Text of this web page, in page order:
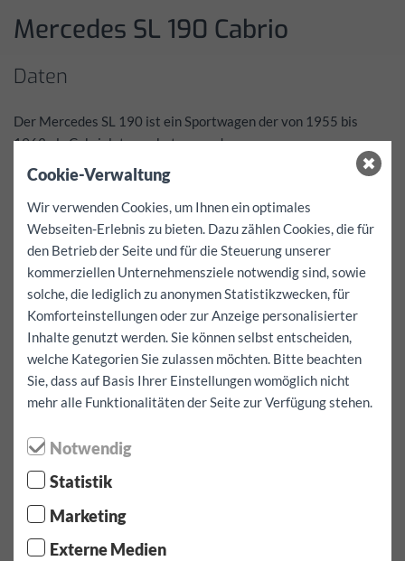
Mercedes SL 190 Cabrio
Daten
Der Mercedes SL 190 ist ein Sportwagen der von 1955 bis
1963 als Cabriolet angeboten wurde.
Er gilt als einer der Traumsportwagen aus den 1950er und war
zu seiner Bauzeit aufgrund seines Preises einer exklusiven
Klientel vorbehalten.
Das Fahrzeug ist seit den späten 90ern Teil der FunCar Familie
und wurde zwischen 2003 und 2005 komplett restauriert.
Prominente Besitzer eines 190 SL waren unter anderem: Gina
Lollobrigida, Grace Kelly, Romy Schneider, Frank Sinatra, Cary
Grant, Alfred Hitchcock, Maureen O’Hara, Zsa Zsa Gabor, Ringo
Starr, Toni Sailer und Rosemarie Nitribitt. (Quelle Wikipedia)
Preise
Anfragen bitte schriftlich über das Kontaktformular
⬤ Hohe Nachfrage - eingeschränkte Verfügbarkeit!
Cookie-Verwaltung
Wir verwenden Cookies, um Ihnen ein optimales
Webseiten-Erlebnis zu bieten. Dazu zählen Cookies, die für
den Betrieb der Seite und für die Steuerung unserer
kommerziellen Unternehmensziele notwendig sind, sowie
solche, die lediglich zu anonymen Statistikzwecken, für
Komforteinstellungen oder zur Anzeige personalisierter
Inhalte genutzt werden. Sie können selbst entscheiden,
welche Kategorien Sie zulassen möchten. Bitte beachten
Sie, dass auf Basis Ihrer Einstellungen womöglich nicht
mehr alle Funktionalitäten der Seite zur Verfügung stehen.
Notwendig
Statistik
Marketing
Externe Medien